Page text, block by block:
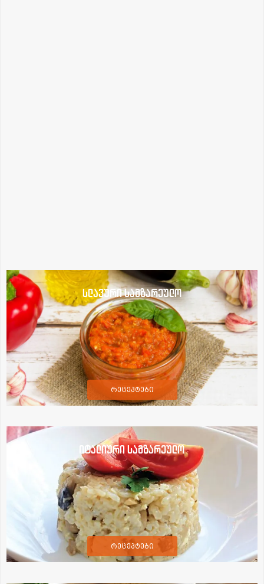
სლავური სამზარეულო
რეცეპტები
იტალიური სამზარეულო
რეცეპტები